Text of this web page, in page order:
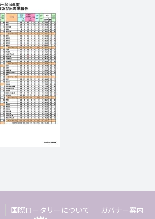
国際ロータリーについて ガバナー案内